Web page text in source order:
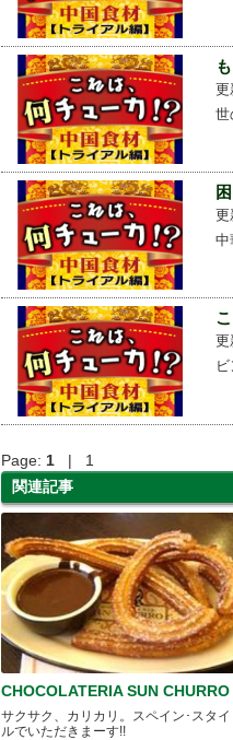
更
世
更
中
更
Page: 1 | 1
関連記事
CHOCOLATERIA SUN CHURRO
サクサク、カリカリ。スペイン･スタイ
ルでいただきまーす!!